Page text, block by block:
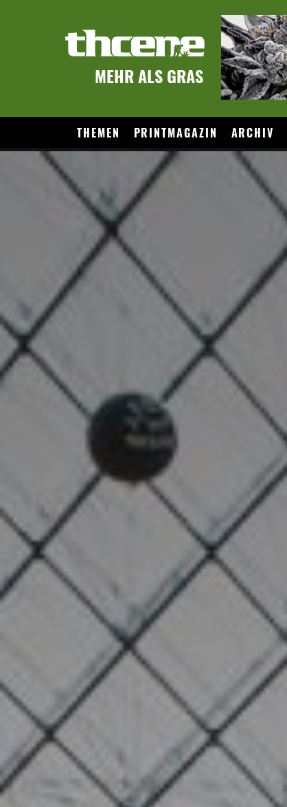
MEHR ALS GRAS
THEMEN PRINTMAGAZIN ARCHIV